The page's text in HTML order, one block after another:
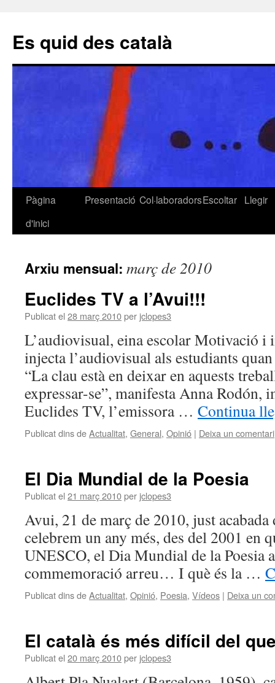
Es quid des català
Vés
Pàgina
d'inici
Presentació Col·laboradorsEscoltar Llegir
Arxiu mensual: març de 2010
Euclides TV a l’Avui!!!
Publicat el 28 març 2010per jclopes3
L’audiovisual, eina escolar Motivació i
injecta l’audiovisual als estudiants
“La clau està en deixar en aquests
expressar-se”, manifesta Anna Rodón,
Euclides TV, l’emissora … Continua
Publicat dins deActualitat, General, Opinió | Deixa un comentari
El Dia Mundial de la Poesia
Publicat el 21 març 2010per jclopes3
Avui, 21 de març de 2010, just acabada
celebrem un any més, des del 2001 en
UNESCO, el Dia Mundial de la Poesia
commemoració arreu… I què és la …
Publicat dins deActualitat, Opinió, Poesia, Vídeos | Deixa un
El català és més difícil del
Publicat el 20 març 2010per jclopes3